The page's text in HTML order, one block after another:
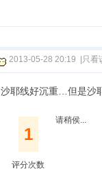
2013-05-28 20:19 只看
沙耶线好沉重…但是沙
1
评分次数
请稍侯...